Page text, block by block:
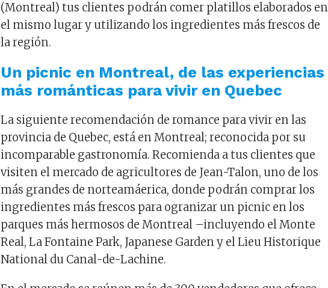
(Montreal) tus clientes podrán comer platillos elaborados en
el mismo lugar y utilizando los ingredientes más frescos de
la región.
Un picnic en Montreal, de las experiencias
más románticas para vivir en Quebec
La siguiente recomendación de romance para vivir en las
provincia de Quebec, está en Montreal; reconocida por su
incomparable gastronomía. Recomienda a tus clientes que
visiten el mercado de agricultores de Jean-Talon, uno de los
más grandes de norteamáerica, donde podrán comprar los
ingredientes más frescos para ogranizar un picnic en los
parques más hermosos de Montreal –incluyendo el Monte
Real, La Fontaine Park, Japanese Garden y el Lieu Historique
National du Canal-de-Lachine.